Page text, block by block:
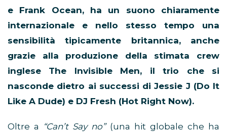
e Frank Ocean, ha un suono chiaramente
internazionale e nello stesso tempo una
sensibilità tipicamente britannica, anche
grazie alla produzione della stimata crew
inglese The Invisible Men, il trio che si
nasconde dietro ai successi di Jessie J (Do It
Like A Dude) e DJ Fresh (Hot Right Now).
Oltre a “Can’t Say no”(una hit globale che ha